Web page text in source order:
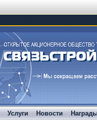
Услуги Новости